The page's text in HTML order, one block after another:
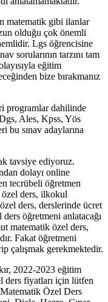
matematik gibi ilanlar
olduğu çok önemli
Lgs öğrencisine
sorularının tarzını tam
eğitim
bize bırakmanız
programlar dahilinde
Ales, Kpss, Yös
bu sınav adaylarına
tavsiye ediyoruz.
dolayı online
tecrübeli öğretmen
özel ders, ilkokul
ders, derslerinde ücret
öğretmeni anlatacağı
matematik özel ders,
Fakat öğretmeni
çalışmak gerekmektedir.
2022-2023 eğitim
ders fiyatları için lütfen
Özel Ders